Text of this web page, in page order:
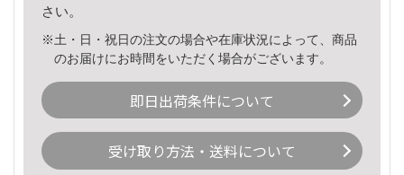
さい。
※土・日・祝日の注文の場合や在庫状況によって、商品
のお届けにお時間をいただく場合がございます。
即日出荷条件について
受け取り方法・送料について